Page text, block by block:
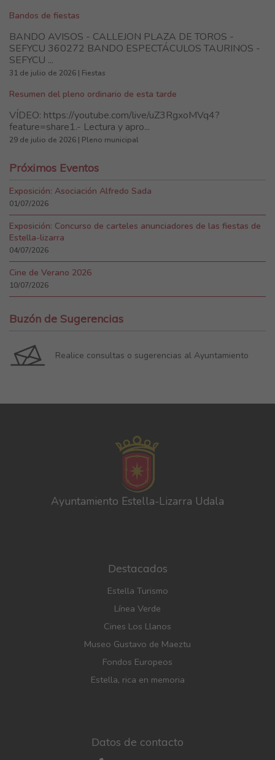
Bandos de fiestas
BANDO AVISOS - CALLEJON PLAZA DE TOROS -
SEFYCU 360272 BANDO ESPECTÁCULOS TAURINOS -
SEFYCU ...
31 de julio de 2026 | Fiestas
Resumen del pleno ordinario de esta tarde
VÍDEO: https://youtube.com/live/uZ3RgxoMVq4?
feature=share1.- Lectura y apro...
29 de julio de 2026 | Pleno municipal
Próximos Eventos
Exposición: Asociación Alfredo Sada
01/07/2026
Exposición: Concurso de carteles anunciadores de las fiestas de
Estella-lizarra
04/07/2026
Cine de Verano 2026
10/07/2026
Buzón de Sugerencias
Realice consultas o sugerencias al Ayuntamiento
Ayuntamiento Estella-Lizarra Udala
Destacados
Estella Turismo
Línea Verde
Cines Los Llanos
Museo Gustavo de Maeztu
Fondos Europeos
Estella, rica en memoria
Datos de contacto